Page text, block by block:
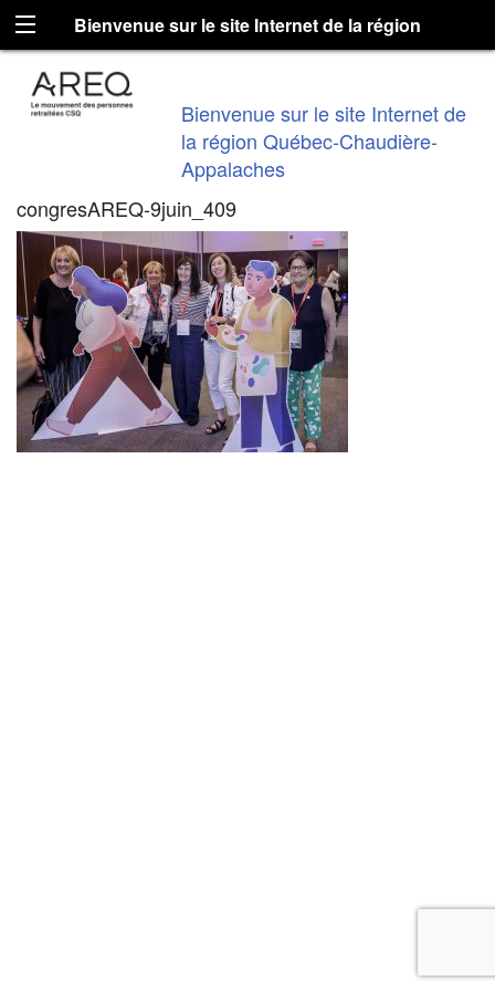
Bienvenue sur le site Internet de la région
Québec-Chaudière-Appalaches
Bienvenue sur le site Internet de
la région Québec-Chaudière-
Appalaches
congresAREQ-9juin_409